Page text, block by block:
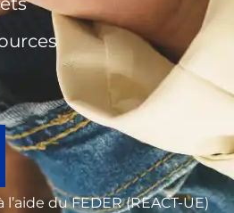
du FEDER (REACT-UE)